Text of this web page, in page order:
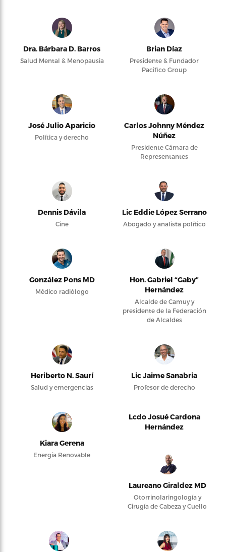
Dra. Bárbara D. Barros
Salud Mental & Menopausia
Brian Díaz
Presidente & Fundador
Pacifico Group
José Julio Aparicio
Política y derecho
Carlos Johnny Méndez
Núñez
Presidente Cámara de
Representantes
Dennis Dávila
Cine
Lic Eddie López Serrano
Abogado y analista político
González Pons MD
Médico radiólogo
Hon. Gabriel “Gaby”
Hernández
Alcalde de Camuy y
presidente de la Federación
de Alcaldes
Heriberto N. Saurí
Salud y emergencias
Lic Jaime Sanabria
Profesor de derecho
Kiara Gerena
Energía Renovable
Lcdo Josué Cardona
Hernández
Laureano Giraldez MD
Otorrinolaringología y
Cirugía de Cabeza y Cuello